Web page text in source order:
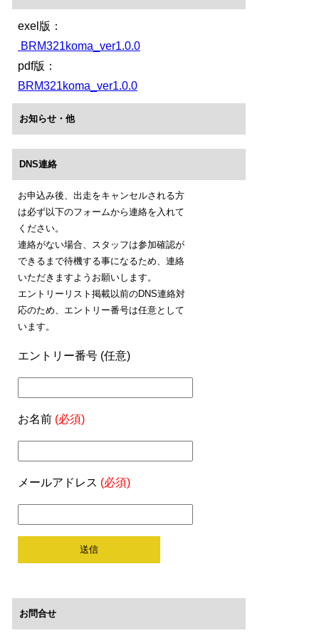
exel版：
BRM321koma_ver1.0.0
pdf版：
BRM321koma_ver1.0.0
お知らせ・他
DNS連絡
お申込み後、出走をキャンセルされる方
は必ず以下のフォームから連絡を入れて
ください。
連絡がない場合、スタッフは参加確認が
できるまで待機する事になるため、連絡
いただきますようお願いします。
エントリーリスト掲載以前のDNS連絡対
応のため、エントリー番号は任意として
います。
エントリー番号 (任意)
お名前 (必須)
メールアドレス (必須)
お問合せ